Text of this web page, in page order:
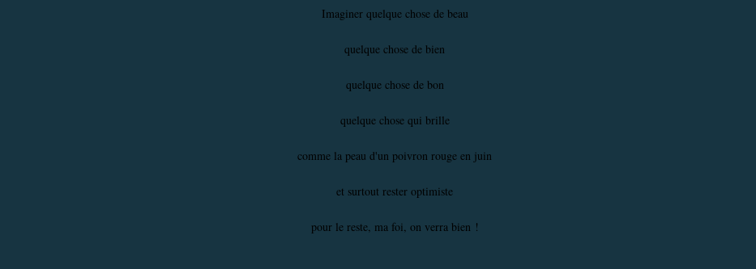
Imaginer quelque chose de beau
quelque chose de bien
quelque chose de bon
quelque chose qui brille
comme la peau d'un poivron rouge en juin
et surtout rester optimiste
pour le reste, ma foi, on verra bien !